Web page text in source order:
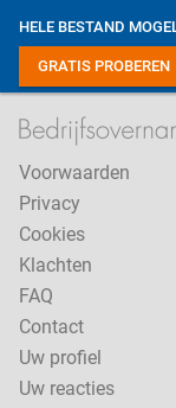
HELE BESTAND
GRATIS PROBEREN
Voorwaarden
Privacy
Cookies
Klachten
FAQ
Contact
Uw profiel
Uw reacties